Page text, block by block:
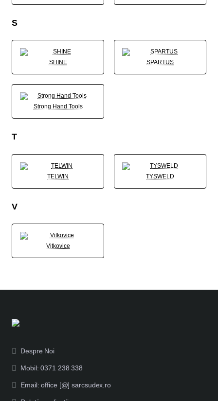
S
SHINE SPARTUS
Strong Hand Tools
T
TELWIN TYSWELD
V
Vitkovice
Despre Noi
Mobil: 0371 238 338
Email: office [@] sarcsudex.ro